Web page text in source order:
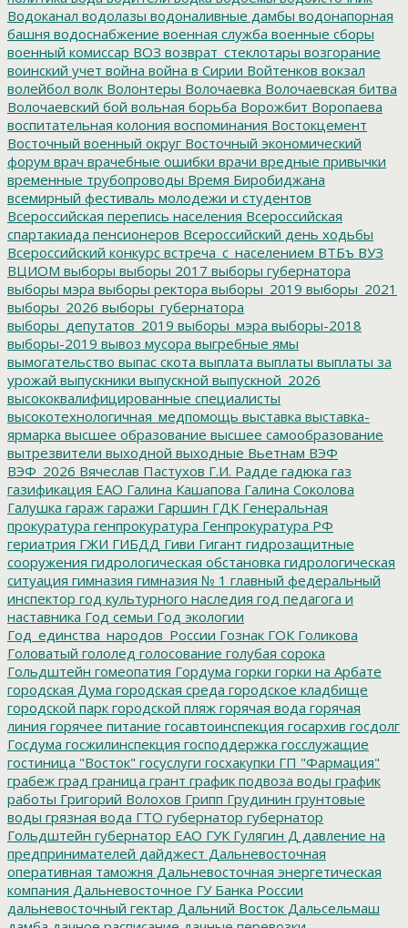
Водоканал водолазы водоналивные дамбы водонапорная
башня водоснабжение военная служба военные сборы
военный комиссар ВОЗ возврат_стеклотары возгорание
воинский учет война война в Сирии Войтенков вокзал
волейбол волк Волонтеры Волочаевка Волочаевская битва
Волочаевский бой вольная борьба Ворожбит Воропаева
воспитательная колония воспоминания Востокцемент
Восточный военный округ Восточный экономический
форум врач врачебные ошибки врачи вредные привычки
временные трубопроводы Время Биробиджана
всемирный фестиваль молодежи и студентов
Всероссийская перепись населения Всероссийская
спартакиада пенсионеров Всероссийский день ходьбы
Всероссийский конкурс встреча_с_населением ВТБъ ВУЗ
ВЦИОМ выборы выборы 2017 выборы губернатора
выборы мэра выборы ректора выборы_2019 выборы_2021
выборы_2026 выборы_губернатора
выборы_депутатов_2019 выборы_мэра выборы-2018
выборы-2019 вывоз мусора выгребные ямы
вымогательство выпас скота выплата выплаты выплаты за
урожай выпускники выпускной выпускной_2026
высококвалифицированные специалисты
высокотехнологичная_медпомощь выставка выставка-
ярмарка высшее образование высшее самообразование
вытрезвители выходной выходные Вьетнам ВЭФ
ВЭФ_2026 Вячеслав Пастухов Г.И. Радде гадюка газ
газификация ЕАО Галина Кашапова Галина Соколова
Галушка гараж гаражи Гаршин ГДК Генеральная
прокуратура генпрокуратура Генпрокуратура РФ
гериатрия ГЖИ ГИБДД Гиви Гигант гидрозащитные
сооружения гидрологическая обстановка гидрологическая
ситуация гимназия гимназия № 1 главный федеральный
инспектор год культурного наследия год педагога и
наставника Год семьи Год экологии
Год_единства_народов_России Гознак ГОК Голикова
Головатый гололед голосование голубая сорока
Гольдштейн гомеопатия Гордума горки горки на Арбате
городская Дума городская среда городское кладбище
городской парк городской пляж горячая вода горячая
линия горячее питание госавтоинспекция госархив госдолг
Госдума госжилинспекция господдержка госслужащие
гостиница "Восток" госуслуги госхакупки ГП "Фармация"
грабеж град граница грант график подвоза воды график
работы Григорий Волохов Грипп Грудинин грунтовые
воды грязная вода ГТО губернатор губернатор
Гольдштейн губернатор ЕАО ГУК Гулягин Д давление на
предпринимателей дайджест Дальневосточная
оперативная таможня Дальневосточная энергетическая
компания Дальневосточное ГУ Банка России
дальневосточный гектар Дальний Восток Дальсельмаш